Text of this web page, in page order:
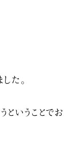
た。
ということでお